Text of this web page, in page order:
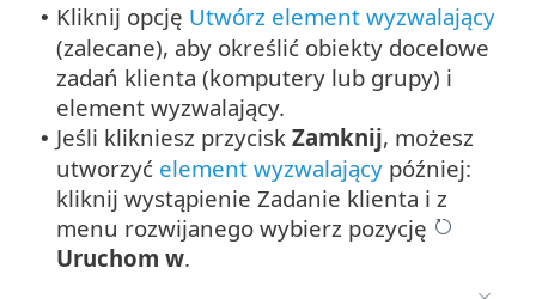
• Kliknij opcję Utwórz element wyzwalający
(zalecane), aby określić obiekty docelowe
zadań klienta (komputery lub grupy) i
element wyzwalający.
• Jeśli klikniesz przycisk Zamknij, możesz
utworzyć element wyzwalający później:
kliknij wystąpienie Zadanie klienta i z
menu rozwijanego wybierz pozycję
Uruchom w.